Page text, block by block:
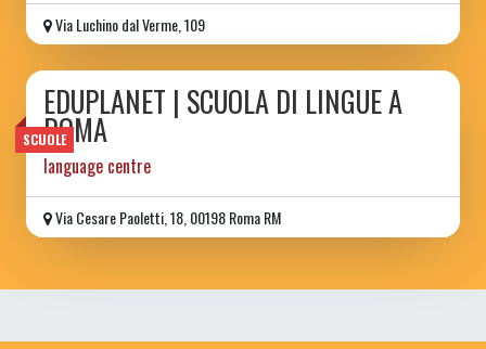
Via Luchino dal Verme, 109
SCUOLE
EDUPLANET | SCUOLA DI LINGUE A
ROMA
language centre
Via Cesare Paoletti, 18, 00198 Roma RM